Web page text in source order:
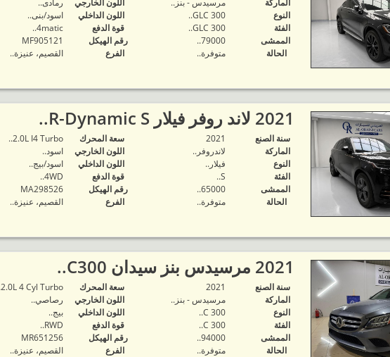
الماركة
مرسيدس - بنز..
النوع
GLC 300..
الفئة
GLC 300..
الممشى
79000..
الحالة
متوفرة‬..
اللون الخارجي
رمادى..
اللون الداخلي
اسود/بنى..
قوة الدفع
4matic..
رقم الهيكل
MF905121
الفرع
القصيم، عنيزة..
2021 لاند روفر فيلار R-Dynamic S..
سنة الصنع
2021
الماركة
لاندروفر..
النوع
فيلار..
الفئة
S..
الممشى
65000..
الحالة
متوفرة‬..
‬سعة المحرك
2.0L I4 Turbo..
اللون الخارجي
اسود..
اللون الداخلي
اسود/بيج..
قوة الدفع
4WD..
رقم الهيكل
MA298526
الفرع
القصيم، عنيزة..
2021 مرسيدس بنز سيدان C300..
سنة الصنع
2021
الماركة
مرسيدس - بنز..
النوع
C 300..
الفئة
C 300..
الممشى
94000..
الحالة
متوفرة‬..
‬سعة المحرك
2.0L 4 Cyl Turbo..
اللون الخارجي
رصاصي..
اللون الداخلي
بيج..
قوة الدفع
RWD..
رقم الهيكل
MR651256
الفرع
القصيم، عنيزة..